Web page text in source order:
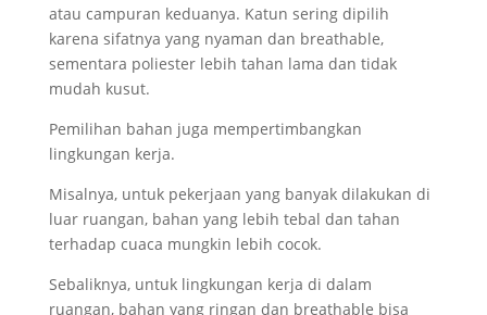
atau campuran keduanya. Katun sering dipilih
karena sifatnya yang nyaman dan breathable,
sementara poliester lebih tahan lama dan tidak
mudah kusut.
Pemilihan bahan juga mempertimbangkan
lingkungan kerja.
Misalnya, untuk pekerjaan yang banyak dilakukan di
luar ruangan, bahan yang lebih tebal dan tahan
terhadap cuaca mungkin lebih cocok.
Sebaliknya, untuk lingkungan kerja di dalam
ruangan, bahan yang ringan dan breathable bisa